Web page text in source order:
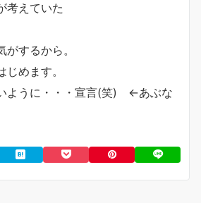
考えていた
するから。
じめます。
ように・・・宣言(笑) ←あぶな